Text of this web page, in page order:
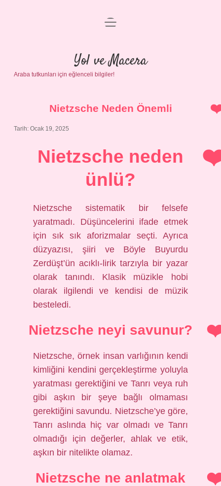
Anasayfa
Gizlilik Politikası
Yasal Uyarı
menüyü
Yol ve Macera
Araba tutkunları için eğlenceli bilgiler!
Nietzsche Neden Önemli
Tarih: Ocak 19, 2025
Nietzsche neden
ünlü?
Nietzsche sistematik bir felsefe
yaratmadı. Düşüncelerini ifade etmek
için sık sık aforizmalar seçti. Ayrıca
düzyazısı, şiiri ve Böyle Buyurdu
Zerdüşt’ün acıklı-lirik tarzıyla bir yazar
olarak tanındı. Klasik müzikle hobi
olarak ilgilendi ve kendisi de müzik
besteledi.
Nietzsche neyi savunur?
Nietzsche, örnek insan varlığının kendi
kimliğini kendini gerçekleştirme yoluyla
yaratması gerektiğini ve Tanrı veya ruh
gibi aşkın bir şeye bağlı olmaması
gerektiğini savundu. Nietzsche’ye göre,
Tanrı aslında hiç var olmadı ve Tanrı
olmadığı için değerler, ahlak ve etik,
aşkın bir nitelikte olamaz.
Nietzsche ne anlatmak